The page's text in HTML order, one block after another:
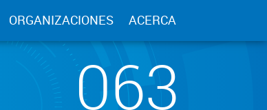
ORGANIZACIONES ACERCA
063